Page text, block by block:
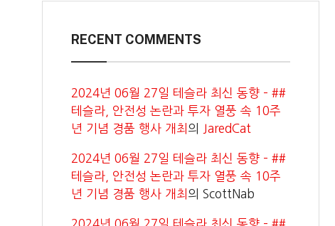
RECENT COMMENTS
2024년 06월 27일 테슬라 최신 동향 – ##
테슬라, 안전성 논란과 투자 열풍 속 10주
년 기념 경품 행사 개최 의 JaredCat
2024년 06월 27일 테슬라 최신 동향 – ##
테슬라, 안전성 논란과 투자 열풍 속 10주
년 기념 경품 행사 개최 의 ScottNab
2024년 06월 27일 테슬라 최신 동향 – ##